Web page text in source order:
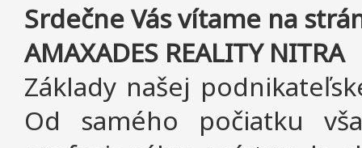
Srdečne Vás vítame na
AMAXADES REALITY NITRA
Základy našej
Od samého počiatku